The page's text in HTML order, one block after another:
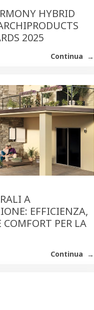
HYBRID
2025
Continua
A
EFFICIENZA,
COMFORT PER LA
Continua